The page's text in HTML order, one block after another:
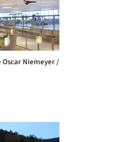
Niemeyer /